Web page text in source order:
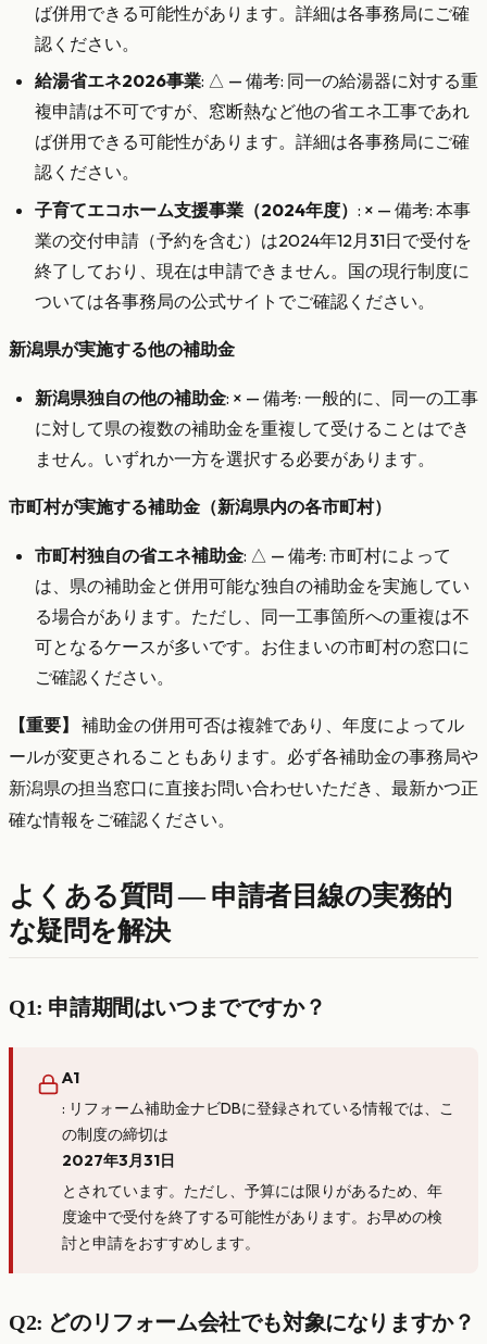
ば併用できる可能性があります。詳細は各事務局にご確
認ください。
給湯省エネ2026事業: △ — 備考: 同一の給湯器に対する重
複申請は不可ですが、窓断熱など他の省エネ工事であれ
ば併用できる可能性があります。詳細は各事務局にご確
認ください。
子育てエコホーム支援事業（2024年度） : × — 備考: 本事
業の交付申請（予約を含む）は2024年12月31日で受付を
終了しており、現在は申請できません。国の現行制度に
ついては各事務局の公式サイトでご確認ください。
新潟県が実施する他の補助金
新潟県独自の他の補助金: × — 備考: 一般的に、同一の工事
に対して県の複数の補助金を重複して受けることはでき
ません。いずれか一方を選択する必要があります。
市町村が実施する補助金（新潟県内の各市町村）
市町村独自の省エネ補助金: △ — 備考: 市町村によって
は、県の補助金と併用可能な独自の補助金を実施してい
る場合があります。ただし、同一工事箇所への重複は不
可となるケースが多いです。お住まいの市町村の窓口に
ご確認ください。
【重要】
補助金の併用可否は複雑であり、年度によってル
ールが変更されることもあります。必ず各補助金の事務局や
新潟県の担当窓口に直接お問い合わせいただき、最新かつ正
確な情報をご確認ください。
よくある質問 — 申請者目線の実務的
な疑問を解決
Q1: 申請期間はいつまでですか？
A1
: リフォーム補助金ナビDBに登録されている情報では、こ
の制度の締切は
2027年3月31日
とされています。ただし、予算には限りがあるため、年
度途中で受付を終了する可能性があります。お早めの検
討と申請をおすすめします。
Q2: どのリフォーム会社でも対象になりますか？